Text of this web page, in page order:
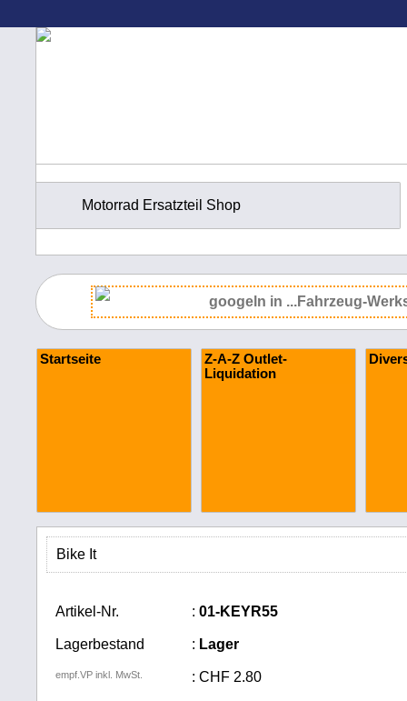
Motorrad Ersatzteil Shop
Startseite
Z-A-Z Outlet-
Liquidation
Bike It
Artikel-Nr. : 01-KEYR55
Lagerbestand : Lager
empf.VP inkl. MwSt. : CHF 2.80